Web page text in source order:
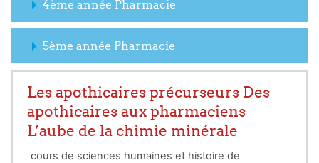
4ème année Pharmacie
5ème année Pharmacie
Les apothicaires précurseurs Des
apothicaires aux pharmaciens
L’aube de la chimie minérale
cours de sciences humaines et histoire de